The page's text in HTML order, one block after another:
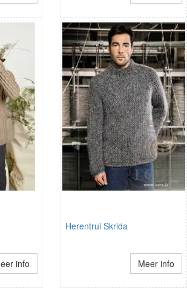
info
Herentrui Skrida
Meer info